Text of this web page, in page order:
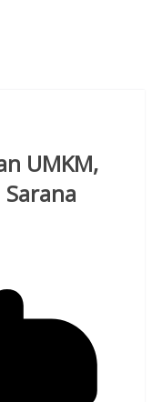
UMKM,